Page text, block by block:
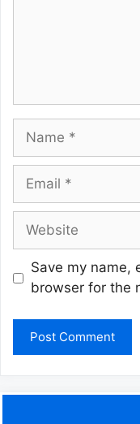
Name
Email
Website
Save my name,
browser for the